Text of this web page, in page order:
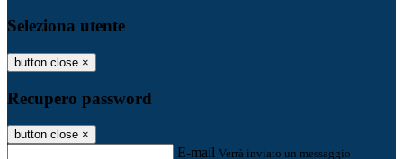
Seleziona utente
button close ×
Recupero password
button close ×
E-mail Verrà inviato un messaggio